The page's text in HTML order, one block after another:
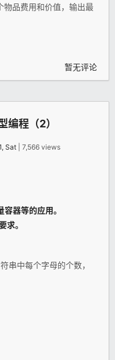
物品费用和价值，输出最
暂无评论
程（2）
Sat | 7,566 views
器等的应用。
求。
串中每个字母的个数，